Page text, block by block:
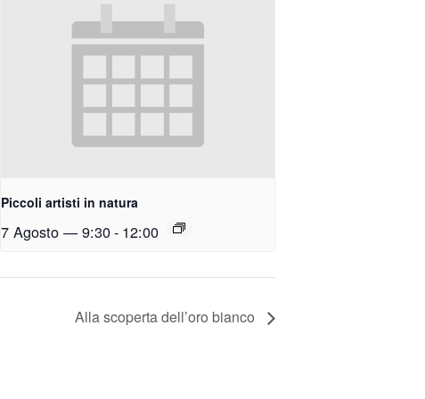
Piccoli artisti in natura
7 Agosto — 9:30- 12:00
Alla scoperta dell’oro bianco